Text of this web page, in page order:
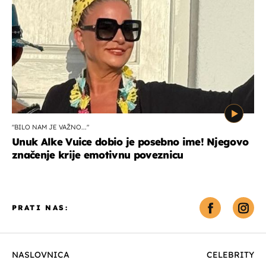
"BILO NAM JE VAŽNO..."
Unuk Alke Vuice dobio je posebno ime! Njegovo
značenje krije emotivnu poveznicu
NASLOVNICA
CELEBRITY
PRATI NAS: